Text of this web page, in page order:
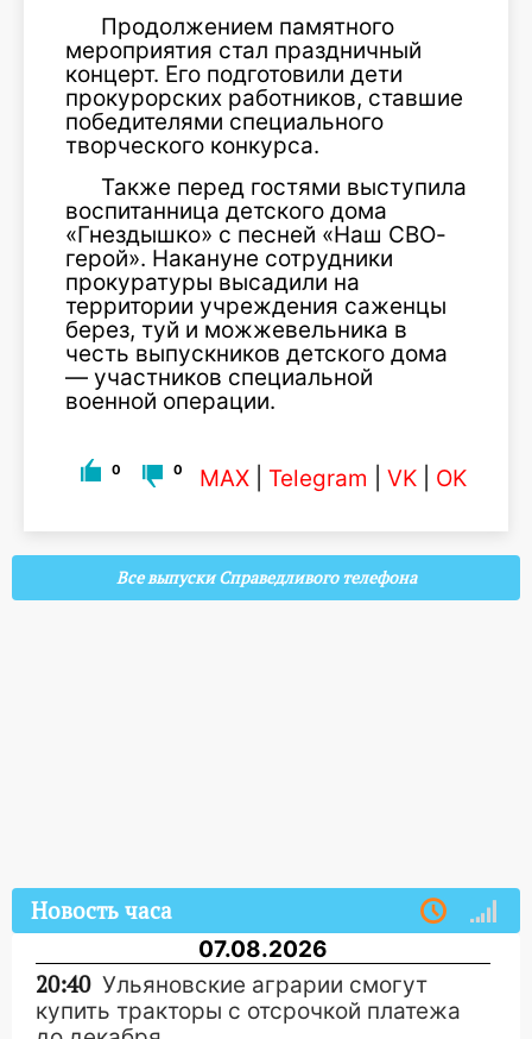
Продолжением памятного
мероприятия стал праздничный
концерт. Его подготовили дети
прокурорских работников, ставшие
победителями специального
творческого конкурса.
Также перед гостями выступила
воспитанница детского дома
«Гнездышко» с песней «Наш СВО-
герой». Накануне сотрудники
прокуратуры высадили на
территории учреждения саженцы
берез, туй и можжевельника в
честь выпускников детского дома
— участников специальной
военной операции.
0 0 MAX Telegram VK OK
Все выпуски Справедливого телефона
Новость часа
07.08.2026
20:40 Ульяновские аграрии смогут
купить тракторы с отсрочкой платежа